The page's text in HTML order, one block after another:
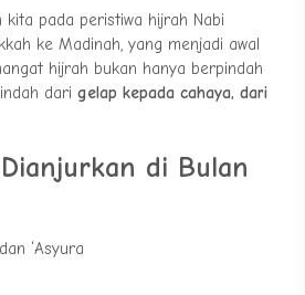
pada peristiwa hijrah Nabi
hijrah bukan hanya berpindah
dari gelap kepada cahaya, dari
di Bulan
‘Asyura